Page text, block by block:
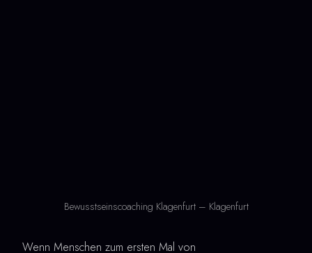
Bewusstseinscoaching Klagenfurt – Klagenfurt
Wenn Menschen zum ersten Mal von